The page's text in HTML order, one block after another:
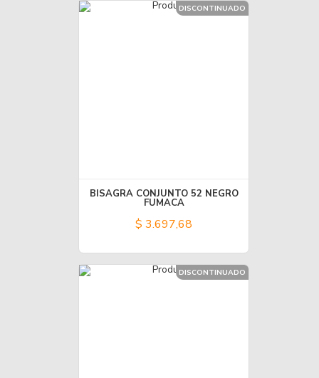
DISCONTINUADO
BISAGRA CONJUNTO 52 NEGRO
FUMACA
$ 3.697,68
DISCONTINUADO